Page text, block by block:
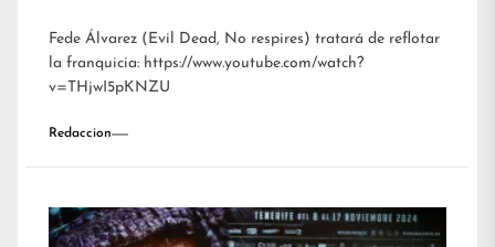
Fede Álvarez (Evil Dead, No respires) tratará de reflotar
la franquicia: https://www.youtube.com/watch?
v=THjwI5pKNZU
Redaccion